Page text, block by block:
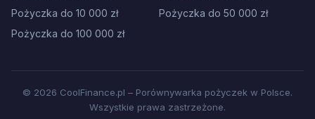
Pożyczka do 10 000 zł
Pożyczka do 50 000 zł
Pożyczka do 100 000 zł
© 2026 CoolFinance.pl – Porównywarka pożyczek w Polsce.
Wszystkie prawa zastrzeżone.